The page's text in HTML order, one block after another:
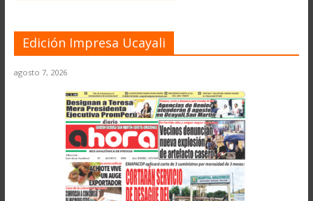
Edición Impresa Ucayali
agosto 7, 2026